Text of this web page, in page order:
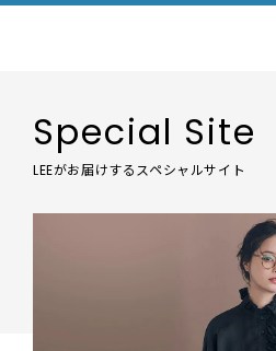
Special Site
LEEがお届けするスペシャルサイト